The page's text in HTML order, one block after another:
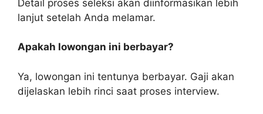
Detail proses seleksi akan diinformasikan lebih
lanjut setelah Anda melamar.
Apakah lowongan ini berbayar?
Ya, lowongan ini tentunya berbayar. Gaji akan
dijelaskan lebih rinci saat proses interview.